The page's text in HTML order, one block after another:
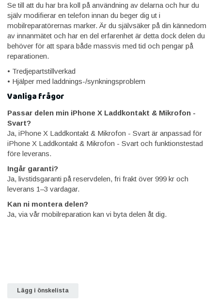
Se till att du har bra koll på användning av delarna och hur du
själv modifierar en telefon innan du beger dig ut i
mobilreparatörernas marker. Är du självsäker på din kännedom
av innanmätet och har en del erfarenhet är detta dock delen du
behöver för att spara både massvis med tid och pengar på
reparationen.
• Tredjepartstillverkad
• Hjälper med laddnings-/synkningsproblem
Vanliga frågor
Passar delen min iPhone X Laddkontakt & Mikrofon -
Svart?
Ja, iPhone X Laddkontakt & Mikrofon - Svart är anpassad för
iPhone X Laddkontakt & Mikrofon - Svart och funktionstestad
före leverans.
Ingår garanti?
Ja, livstidsgaranti på reservdelen, fri frakt över 999 kr och
leverans 1–3 vardagar.
Kan ni montera delen?
Ja, via vår mobilreparation kan vi byta delen åt dig.
Lägg i önskelista